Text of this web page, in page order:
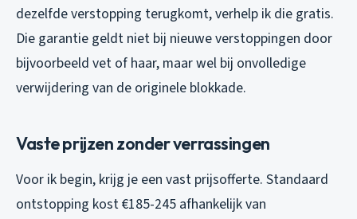
dezelfde verstopping terugkomt, verhelp ik die gratis.
Die garantie geldt niet bij nieuwe verstoppingen door
bijvoorbeeld vet of haar, maar wel bij onvolledige
verwijdering van de originele blokkade.
Vaste prijzen zonder verrassingen
Voor ik begin, krijg je een vast prijsofferte. Standaard
ontstopping kost €185-245 afhankelijk van